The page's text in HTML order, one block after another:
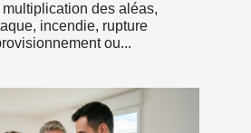
multiplication des aléas,
incendie, rupture
ou...